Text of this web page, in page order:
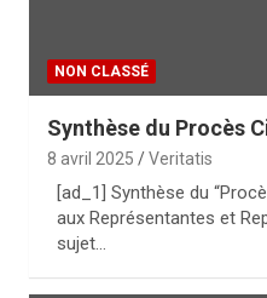
NON CLASSÉ
Synthèse du Procès
8 avril 2025 Veritatis
[ad_1] Synthèse du
aux Représentantes et
sujet…